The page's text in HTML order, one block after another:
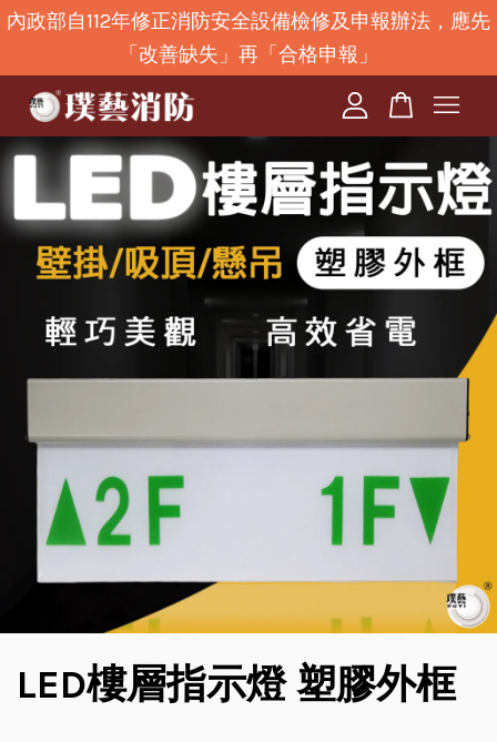
內政部自112年修正消防安全設備檢修及申報辦法，應先
「改善缺失」再「合格申報」
LED樓層指示燈 塑膠外框
您的購物車目前還是空的。
繼續購物